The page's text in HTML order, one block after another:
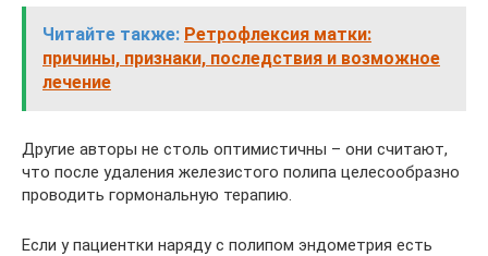
Читайте также: Ретрофлексия матки:
причины, признаки, последствия и возможное
лечение
Другие авторы не столь оптимистичны – они считают,
что после удаления железистого полипа целесообразно
проводить гормональную терапию.
Если у пациентки наряду с полипом эндометрия есть